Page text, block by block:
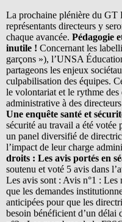
La prochaine plénière du GT
représentants directeurs y
chaque avancée. Pédagogie
inutile ! Concernant les
garçons »), l’UNSA
partageons les enjeux
culpabilisation des équipes.
le volontariat et le rythme
administrative à des
Une enquête santé et
sécurité au travail a été votée
un panel diversifié de
l’impact de leur charge
droits : Les avis portés en
soutenu et voté 5 avis dans
Les avis sont : Avis n°1 : Les
que les demandes
anticipées pour que les
besoin bénéficient d’un